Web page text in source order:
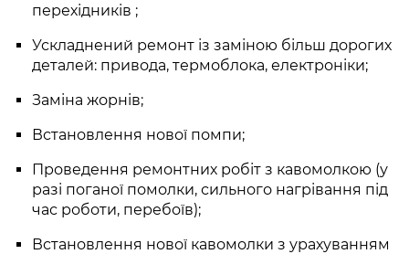
перехідників ;
Ускладнений ремонт із заміною більш дорогих
деталей: привода, термоблока, електроніки;
Заміна жорнів;
Встановлення нової помпи;
Проведення ремонтних робіт з кавомолкою (у
разі поганої помолки, сильного нагрівання під
час роботи, перебоїв);
Встановлення нової кавомолки з урахуванням